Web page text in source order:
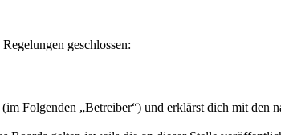
geschlossen:
Folgenden „Betreiber“) und erklärst dich mit den